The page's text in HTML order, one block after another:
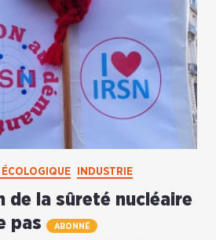
INDUSTRIE
de la sûreté nucléaire
pas
ABONNÉ